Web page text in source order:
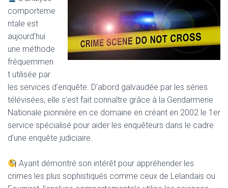
comporteme
ntale est
aujourd’hui
une méthode
fréquemmen
t utilisée par
les services d’enquête. D’abord galvaudée par les séries
télévisées, elle s’est fait connaître grâce à la Gendarmerie
Nationale pionnière en ce domaine en créant en 2002 le 1er
service spécialisé pour aider les enquêteurs dans le cadre
d’une enquête judiciaire.
Ayant démontré son intérêt pour appréhender les
crimes les plus sophistiqués comme ceux de Lelandais ou